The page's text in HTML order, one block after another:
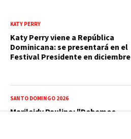
KATY PERRY
Katy Perry viene a República
Dominicana: se presentará en el
Festival Presidente en diciembre
SANTO DOMINGO 2026
Marileidy Paulino: "Debemos